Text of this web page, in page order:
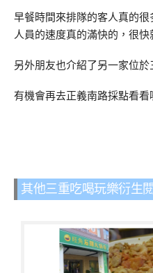
早餐時間來排隊的客人真的
人員的速度真的滿快的，很快
另外朋友也介紹了另一家位
有機會再去正義南路採點看看
其他三重吃喝玩樂衍生